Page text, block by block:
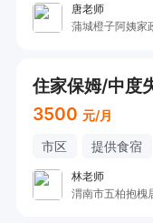
唐老师
蒲城橙子阿姨家
住家保姆/中度
3500 元/月
市区 提供食宿
林老师
渭南市五柏抱槐